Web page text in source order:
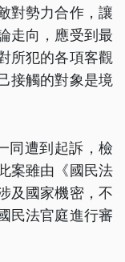
對勢力合作，讓
走向，應受到最
所犯的各項客觀
接觸的對象是境
同遭到起訴，檢
案雖由《國民法
及國家機密，不
民法官庭進行審